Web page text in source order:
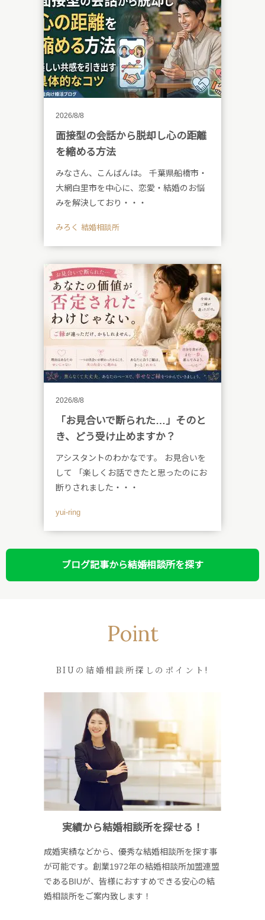
2026/8/8
面接型の会話から脱却し心の距離
を縮める方法
みなさん、こんばんは。 千葉県船橋市・
大網白里市を中心に、恋愛・結婚のお悩
みを解決しており・・・
みろく 結婚相談所
2026/8/8
「お見合いで断られた…」そのと
き、どう受け止めますか？
アシスタントのわかなです。 お見合いを
して 「楽しくお話できたと思ったのにお
断りされました・・・
yui-ring
ブログ記事から結婚相談所を探す
Point
BIUの結婚相談所探しのポイント!
実績から結婚相談所を探せる！
成婚実績などから、優秀な結婚相談所を探す事
が可能です。創業1972年の結婚相談所加盟連盟
であるBIUが、皆様におすすめできる安心の結
婚相談所をご案内致します！